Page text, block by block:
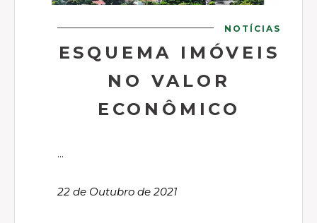
NOTÍCIAS
ESQUEMA IMÓVEIS
NO VALOR
ECONÔMICO
...
22 de Outubro de 2021